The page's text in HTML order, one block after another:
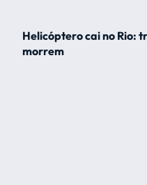
Helicóptero cai no Rio:
morrem